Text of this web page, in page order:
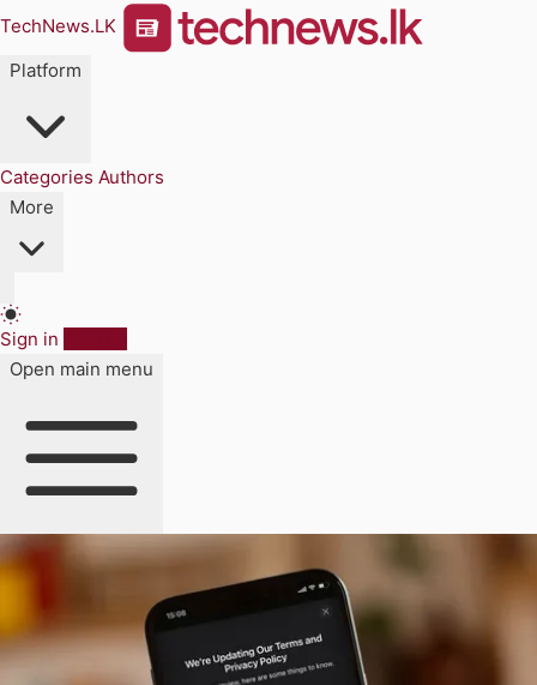
TechNews.LK
Platform
Categories Authors
More
Sign in
Open main menu